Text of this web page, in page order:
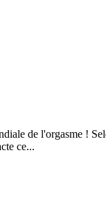
de l'orgasme !
ce...